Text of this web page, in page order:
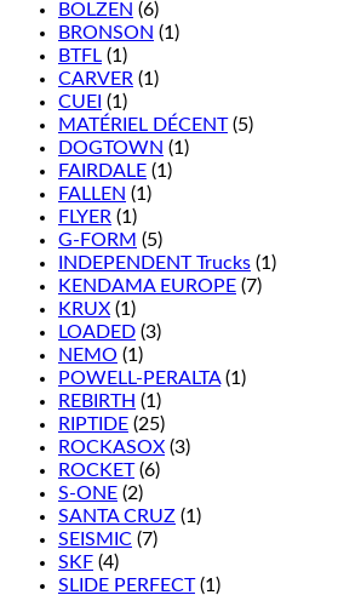
BOLZEN (6)
BRONSON (1)
BTFL (1)
CARVER (1)
CUEI (1)
MATÉRIEL DÉCENT (5)
DOGTOWN (1)
FAIRDALE (1)
FALLEN (1)
FLYER (1)
G-FORM (5)
INDEPENDENT Trucks (1)
KENDAMA EUROPE (7)
KRUX (1)
LOADED (3)
NEMO (1)
POWELL-PERALTA (1)
REBIRTH (1)
RIPTIDE (25)
ROCKASOX (3)
ROCKET (6)
S-ONE (2)
SANTA CRUZ (1)
SEISMIC (7)
SKF (4)
SLIDE PERFECT (1)